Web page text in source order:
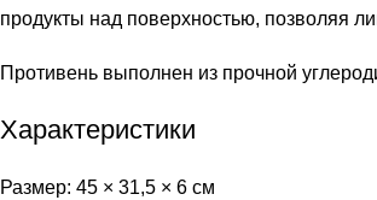
продукты над поверхностью, позволяя
Противень выполнен из прочной
Характеристики
Размер: 45 × 31,5 × 6 см